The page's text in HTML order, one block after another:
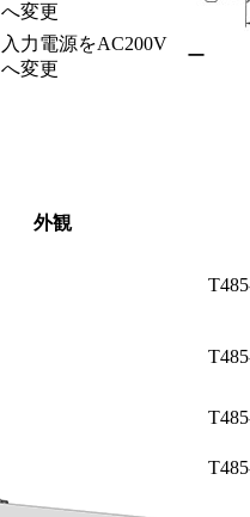
へ変更
入力電源をAC200V
へ変更
ー
外観